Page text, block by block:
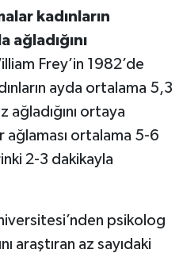
kadınların
Frey’in 1982’de
ayda ortalama 5,3
ağladığını ortaya
ağlaması ortalama 5-6
2-3 dakikayla
psikolog
araştıran az sayıdaki